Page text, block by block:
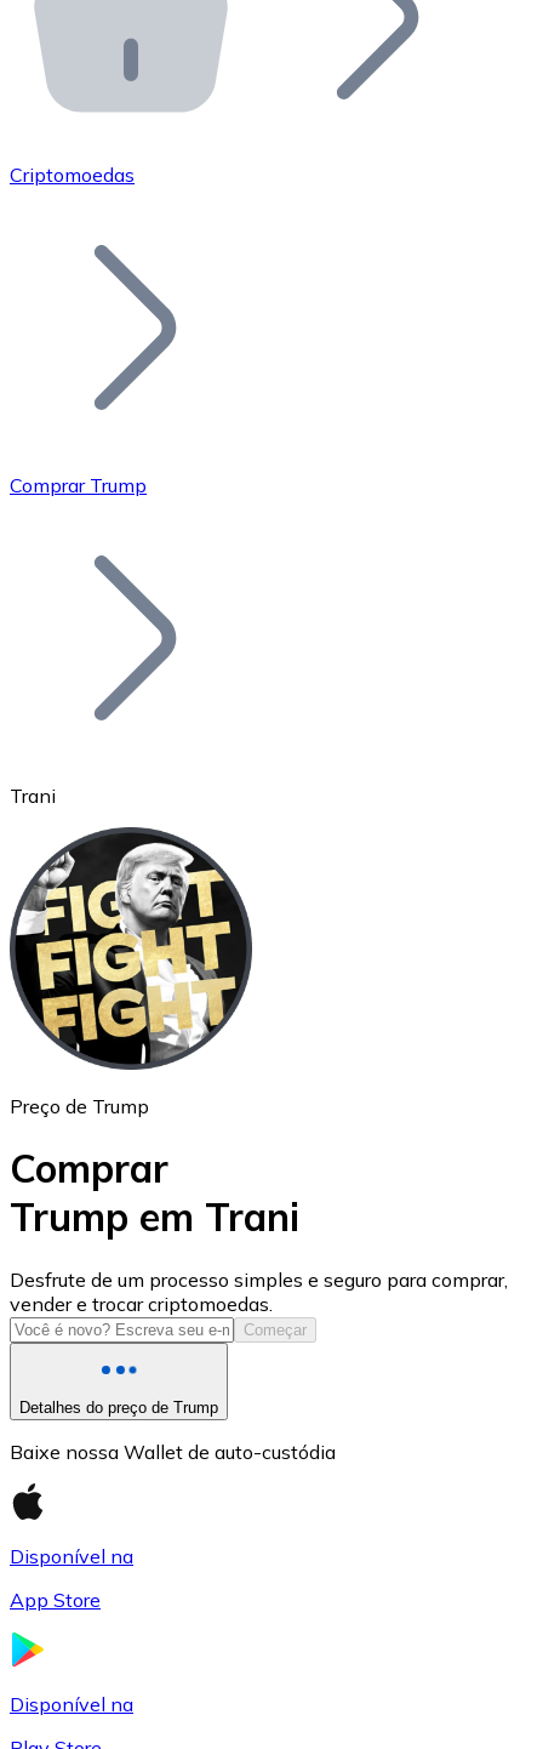
API Bitnovo
Integre nossa API no seu ecossistema.
Junte-se à nossa rede de revendedores e comercialize
Adicione o token do seu projeto ao nosso serviço de
Bitcoin
Ethereum
ETH
USD Coin
USDC
Criptomoedas
Comprar Trump
Trani
Preço de Trump
Comprar
Trump em Trani
Desfrute de um processo simples e seguro para comprar,
vender e trocar criptomoedas.
Começar
Detalhes do preço de Trump
Baixe nossa Wallet de auto-custódia
Disponível na
App Store
Disponível na